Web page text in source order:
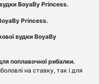
BoyaBy Princess.
Princess.
вудки BoyaBy
поплавочної рибалки.
на ставку, так і для